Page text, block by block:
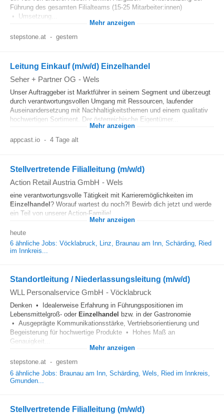
Führung des gesamten Filialteams (15-25 Mitarbeiter:innen)
• Umsetzung...
Mehr anzeigen
stepstone.at - gestern
Leitung Einkauf (m/w/d) Einzelhandel
Seher + Partner OG - Wels
Unser Auftraggeber ist Marktführer in seinem Segment und überzeugt
durch verantwortungsvollen Umgang mit Ressourcen, laufender
Auseinandersetzung mit Nachhaltigkeitsthemen und einem qualitativ
hochwertigen Sortiment. Der österreichische Eigentümer...
Mehr anzeigen
appcast.io - 4 Tage alt
Stellvertretende Filialleitung (m/w/d)
Action Retail Austria GmbH - Wels
eine verantwortungsvolle Tätigkeit mit Karrieremöglichkeiten im
Einzelhandel? Worauf wartest du noch?! Bewirb dich jetzt und werde
ein Teil von unserer Action-Familie!...
Mehr anzeigen
heute
6 ähnliche Jobs: Vöcklabruck, Linz, Braunau am Inn, Schärding, Ried
im Innkreis...
Standortleitung / Niederlassungsleitung (m/w/d)
WLL Personalservice GmbH - Vöcklabruck
Denken • Idealerweise Erfahrung in Führungspositionen im
Lebensmittelgroß- oder Einzelhandel
bzw. in der Gastronomie
• Ausgeprägte Kommunikationsstärke, Vertriebsorientierung und
Begeisterung für hochwertige Produkte • Hohes Maß an
Genauigkeit...
Mehr anzeigen
stepstone.at - gestern
6 ähnliche Jobs: Braunau am Inn, Schärding, Wels, Ried im Innkreis,
Gmunden...
Stellvertretende Filialleitung (m/w/d)